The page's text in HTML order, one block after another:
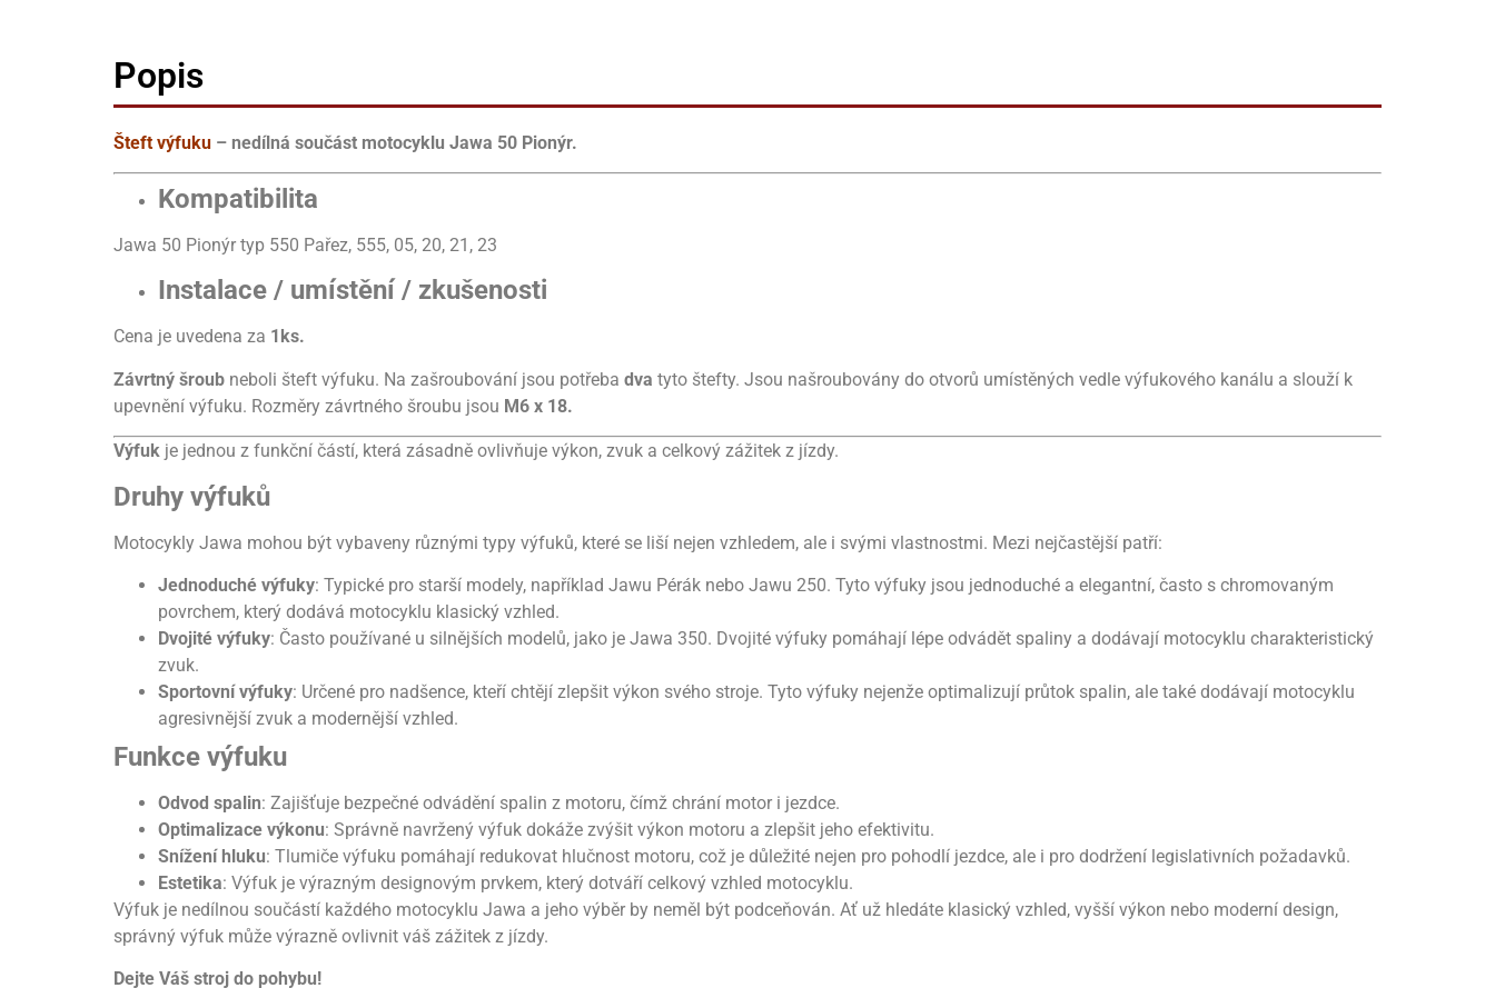
Popis
Šteft výfuku – nedílná součást motocyklu Jawa 50 Pionýr.
Kompatibilita
Jawa 50 Pionýr typ 550 Pařez, 555, 05, 20, 21, 23
Instalace / umístění / zkušenosti
Cena je uvedena za 1ks.
Závrtný šroub neboli šteft výfuku. Na zašroubování jsou potřeba dva tyto štefty. Jsou našroubovány do otvorů umístěných vedle výfukového kanálu a slouží k
upevnění výfuku. Rozměry závrtného šroubu jsou M6 x 18.
Výfuk je jednou z funkční částí, která zásadně ovlivňuje výkon, zvuk a celkový zážitek z jízdy.
Druhy výfuků
Motocykly Jawa mohou být vybaveny různými typy výfuků, které se liší nejen vzhledem, ale i svými vlastnostmi. Mezi nejčastější patří:
Jednoduché výfuky: Typické pro starší modely, například Jawu Pérák nebo Jawu 250. Tyto výfuky jsou jednoduché a elegantní, často s chromovaným
povrchem, který dodává motocyklu klasický vzhled.
Dvojité výfuky: Často používané u silnějších modelů, jako je Jawa 350. Dvojité výfuky pomáhají lépe odvádět spaliny a dodávají motocyklu charakteristický
zvuk.
Sportovní výfuky: Určené pro nadšence, kteří chtějí zlepšit výkon svého stroje. Tyto výfuky nejenže optimalizují průtok spalin, ale také dodávají motocyklu
agresivnější zvuk a modernější vzhled.
Funkce výfuku
Odvod spalin: Zajišťuje bezpečné odvádění spalin z motoru, čímž chrání motor i jezdce.
Optimalizace výkonu: Správně navržený výfuk dokáže zvýšit výkon motoru a zlepšit jeho efektivitu.
Snížení hluku: Tlumiče výfuku pomáhají redukovat hlučnost motoru, což je důležité nejen pro pohodlí jezdce, ale i pro dodržení legislativních požadavků.
Estetika: Výfuk je výrazným designovým prvkem, který dotváří celkový vzhled motocyklu.
Výfuk je nedílnou součástí každého motocyklu Jawa a jeho výběr by neměl být podceňován. Ať už hledáte klasický vzhled, vyšší výkon nebo moderní design,
správný výfuk může výrazně ovlivnit váš zážitek z jízdy.
Dejte Váš stroj do pohybu!